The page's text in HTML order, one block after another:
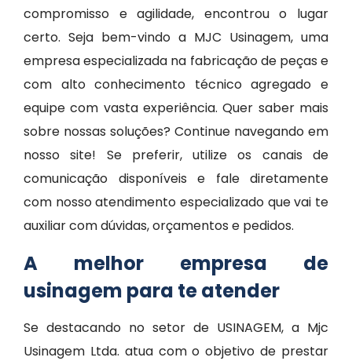
compromisso e agilidade, encontrou o lugar
certo. Seja bem-vindo a MJC Usinagem, uma
empresa especializada na fabricação de peças e
com alto conhecimento técnico agregado e
equipe com vasta experiência. Quer saber mais
sobre nossas soluções? Continue navegando em
nosso site! Se preferir, utilize os canais de
comunicação disponíveis e fale diretamente
com nosso atendimento especializado que vai te
auxiliar com dúvidas, orçamentos e pedidos.
A melhor empresa de
usinagem para te atender
Se destacando no setor de USINAGEM, a Mjc
Usinagem Ltda. atua com o objetivo de prestar